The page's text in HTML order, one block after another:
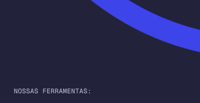
NOSSAS FERRAMENTAS: